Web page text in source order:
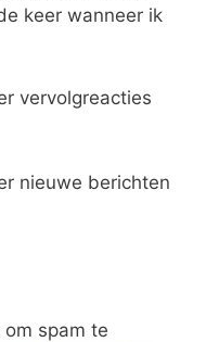
keer wanneer ik
vervolgreacties
nieuwe berichten
spam te